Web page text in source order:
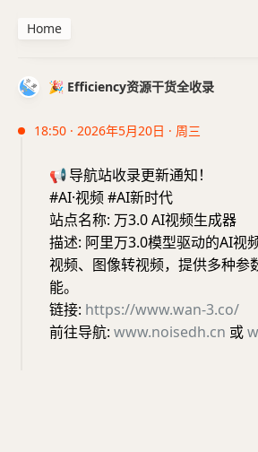
🎉 Efficiency资源干货全收录
18:50 · 2026年5月20日 · 周三
📢导航站收录更新通知！
#AI·视频 #AI新时代
站点名称: 万3.0 AI视频生成器
描述: 阿里万3.0模型驱动的AI视
视频、图像转视频，提供多种参
能。
链接: https://www.wan-3.co/
前往导航: www.noisedh.cn 或
Home